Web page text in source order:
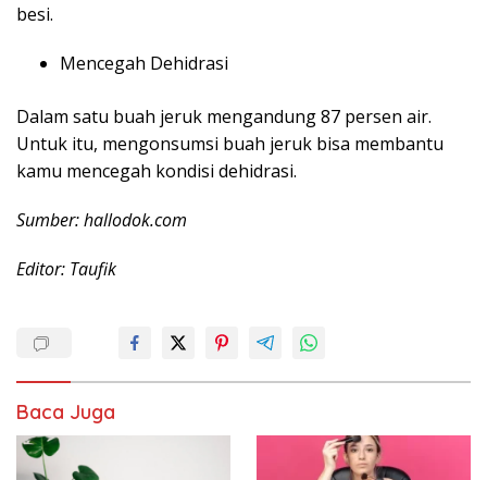
besi.
Mencegah Dehidrasi
Dalam satu buah jeruk mengandung 87 persen air.
Untuk itu, mengonsumsi buah jeruk bisa membantu
kamu mencegah kondisi dehidrasi.
Sumber: hallodok.com
Editor: Taufik
Baca Juga